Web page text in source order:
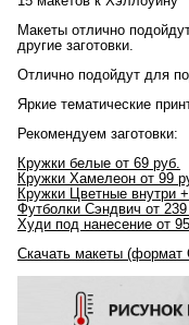
Макеты отлично
другие заготовки.
Отлично подойдут для
Яркие тематические
Рекомендуем заготовки:
Кружки белые от 69 руб.
Кружки Хамелеон от 99
Кружки Цветные внутри
Футболки Сэндвич от 239
Худи под нанесение от
Скачать макеты (формат